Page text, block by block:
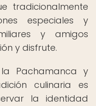
tradicionalmente
especiales y
y amigos
y disfrute.
Pachamanca y
culinaria es
la identidad